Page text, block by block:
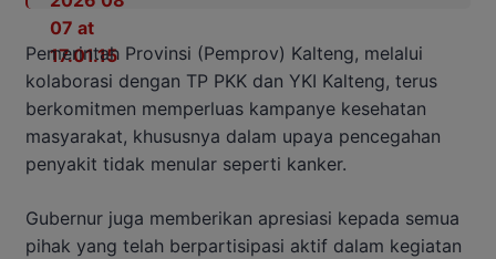
Pemerintah Provinsi (Pemprov) Kalteng, melalui
kolaborasi dengan TP PKK dan YKI Kalteng, terus
berkomitmen memperluas kampanye kesehatan
masyarakat, khususnya dalam upaya pencegahan
penyakit tidak menular seperti kanker.
Gubernur juga memberikan apresiasi kepada semua
pihak yang telah berpartisipasi aktif dalam kegiatan